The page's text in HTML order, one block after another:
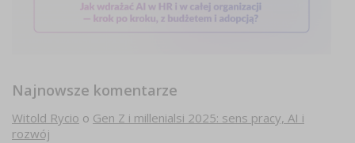
Najnowsze komentarze
Witold Rycio o Gen Z i millenialsi 2025: sens pracy, AI i
rozwój